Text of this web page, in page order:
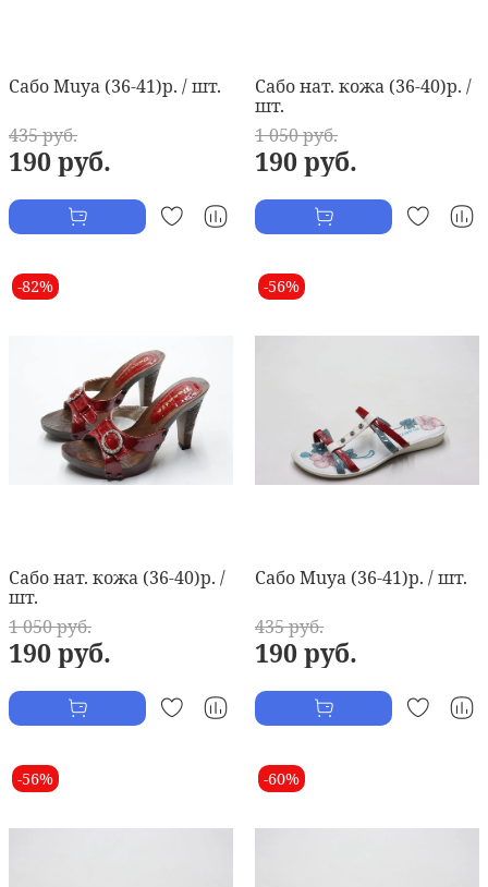
Сабо Muya (36-41)р. / шт.
435 руб.
190 руб.
Сабо нат. кожа (36-40)р. /
шт.
1 050 руб.
190 руб.
-82%
Сабо нат. кожа (36-40)р. /
шт.
1 050 руб.
190 руб.
-56%
Сабо Muya (36-41)р. / шт.
435 руб.
190 руб.
-56% -60%